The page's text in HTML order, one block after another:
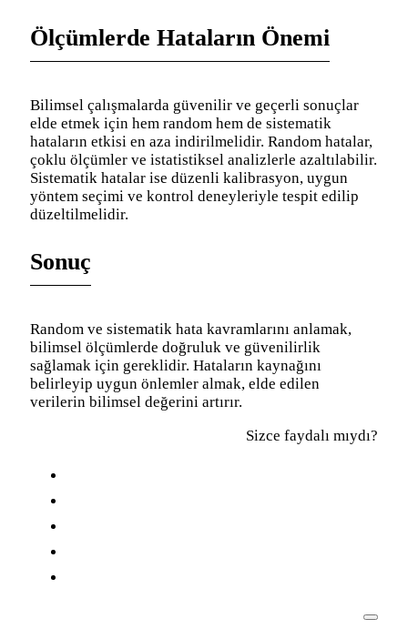
Ölçümlerde Hataların Önemi
Bilimsel çalışmalarda güvenilir ve geçerli sonuçlar
elde etmek için hem random hem de sistematik
hataların etkisi en aza indirilmelidir. Random hatalar,
çoklu ölçümler ve istatistiksel analizlerle azaltılabilir.
Sistematik hatalar ise düzenli kalibrasyon, uygun
yöntem seçimi ve kontrol deneyleriyle tespit edilip
düzeltilmelidir.
Sonuç
Random ve sistematik hata kavramlarını anlamak,
bilimsel ölçümlerde doğruluk ve güvenilirlik
sağlamak için gereklidir. Hataların kaynağını
belirleyip uygun önlemler almak, elde edilen
verilerin bilimsel değerini artırır.
Sizce faydalı mıydı?